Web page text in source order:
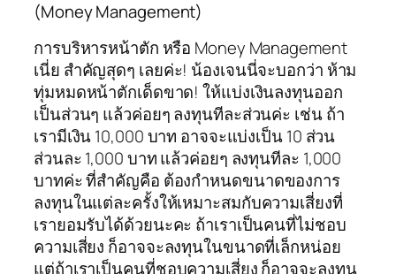
(Money Management)
การบริหารหน้าตัก หรือ Money Management
เนี่ย สำคัญสุดๆ เลยค่ะ! น้องเจนนี่จะบอกว่า ห้าม
ทุ่มหมดหน้าตักเด็ดขาด! ให้แบ่งเงินลงทุนออก
เป็นส่วนๆ แล้วค่อยๆ ลงทุนทีละส่วนค่ะ เช่น ถ้า
เรามีเงิน 10,000 บาท อาจจะแบ่งเป็น 10 ส่วน
ส่วนละ 1,000 บาท แล้วค่อยๆ ลงทุนทีละ 1,000
บาทค่ะ ที่สำคัญคือ ต้องกำหนดขนาดของการ
ลงทุนในแต่ละครั้งให้เหมาะสมกับความเสี่ยงที่
เรายอมรับได้ด้วยนะคะ ถ้าเราเป็นคนที่ไม่ชอบ
ความเสี่ยง ก็อาจจะลงทุนในขนาดที่เล็กหน่อย
แต่ถ้าเราเป็นคนที่ชอบความเสี่ยง ก็อาจจะลงทุน